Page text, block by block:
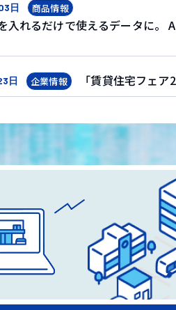
日 商品情報
入れるだけで使えるデータに
日 企業情報 「賃貸住宅フェ
商品情報 日本情報クリエイ
日 商品情報 日本情報クリエ